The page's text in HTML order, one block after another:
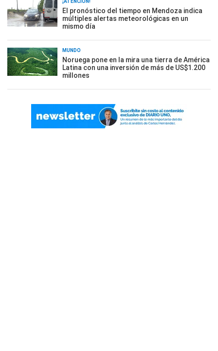
¡ATENCIÓN!
El pronóstico del tiempo en Mendoza indica
múltiples alertas meteorológicas en un
mismo día
MUNDO
Noruega pone en la mira una tierra de América
Latina con una inversión de más de US$1.200
millones